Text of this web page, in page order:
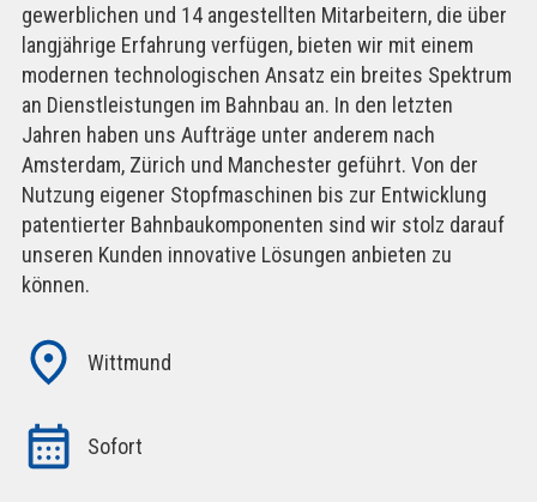
gewerblichen und 14 angestellten Mitarbeitern, die über
langjährige Erfahrung verfügen, bieten wir mit einem
modernen technologischen Ansatz ein breites Spektrum
an Dienstleistungen im Bahnbau an. In den letzten
Jahren haben uns Aufträge unter anderem nach
Amsterdam, Zürich und Manchester geführt. Von der
Nutzung eigener Stopfmaschinen bis zur Entwicklung
patentierter Bahnbaukomponenten sind wir stolz darauf
unseren Kunden innovative Lösungen anbieten zu
können.
Wittmund
Sofort